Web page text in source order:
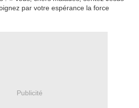
par votre espérance la force
Publicité